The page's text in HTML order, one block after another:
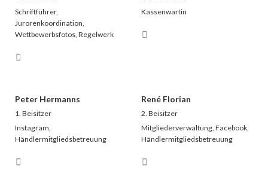
Schriftführer,
Jurorenkoordination,
Wettbewerbsfotos, Regelwerk
Kassenwartin
Peter Hermanns
1. Beisitzer
Instagram,
Händlermitgliedsbetreuung
René Florian
2. Beisitzer
Mitgliederverwaltung, Facebook,
Händlermitgliedsbetreuung